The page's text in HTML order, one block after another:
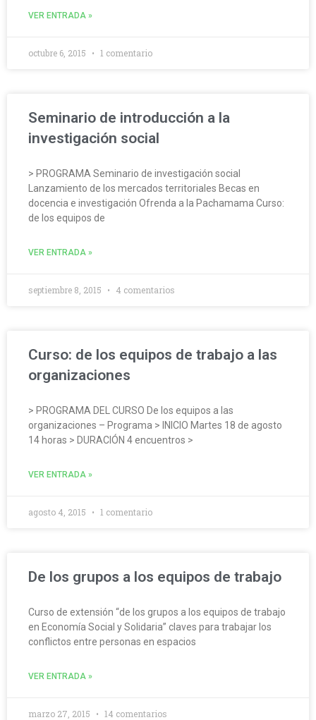
VER ENTRADA »
octubre 6, 2015 1 comentario
Seminario de introducción a la
investigación social
> PROGRAMA Seminario de investigación social
Lanzamiento de los mercados territoriales Becas en
docencia e investigación Ofrenda a la Pachamama Curso:
de los equipos de
VER ENTRADA »
septiembre 8, 2015 4 comentarios
Curso: de los equipos de trabajo a las
organizaciones
> PROGRAMA DEL CURSO De los equipos a las
organizaciones – Programa > INICIO Martes 18 de agosto
14 horas > DURACIÓN 4 encuentros >
VER ENTRADA »
agosto 4, 2015 1 comentario
De los grupos a los equipos de trabajo
Curso de extensión “de los grupos a los equipos de trabajo
en Economía Social y Solidaria” claves para trabajar los
conflictos entre personas en espacios
VER ENTRADA »
marzo 27, 2015 14 comentarios